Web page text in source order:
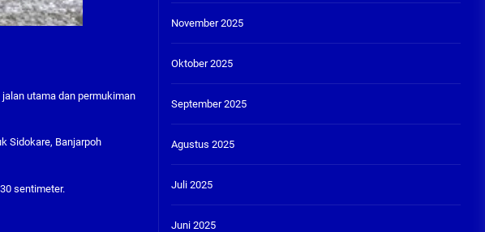
utama dan permukiman
Sidokare, Banjarpoh
sentimeter.
November 2025
Oktober 2025
September 2025
Agustus 2025
Juli 2025
Juni 2025